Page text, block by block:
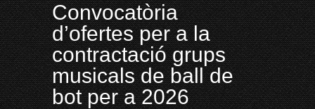
Convocatòria
d’ofertes per a la
contractació grups
musicals de ball de
bot per a 2026